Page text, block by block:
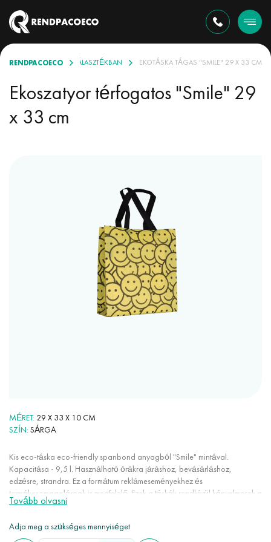
RENDPACOECO
KÜLÖNBÖZŐ VÁLASZTÉKBAN EKOTÁSKA TÁGAS "SMILE" 29 X 33 CM
Ekoszatyor térfogatos "Smile" 29
x 33 cm
MÉRET 29 Х 33 Х 10 CM
SZÍN SÁRGA
Kis eco-táska eco-friendly spanbond anyagból "Smile" mintával.
Kapacitása - 9,5 l. Használható órákra járáshoz, bevásárláshoz,
edzésre, strandra. Ez a formátum reklámeseményekhez és
termékcsomagolásnak is megfelelő. Ezek a táskák rendkívül kényelmesek a
mindennapi használatban: könnyűek, nem nyúlnak, nem gyűrődnek,
eco-friendly anyag, mivel újrahasznosítható, megújuló forrásokból
Tovább olvasni
Adja meg a szükséges mennyiséget